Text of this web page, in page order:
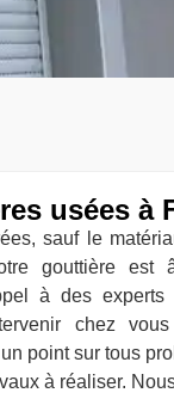
usées à
sauf le
gouttière est
à des experts
chez
point sur tous
à réaliser.